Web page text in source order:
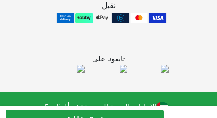
نقبل
تابعونا على
الإمارات العربية المتحدة English